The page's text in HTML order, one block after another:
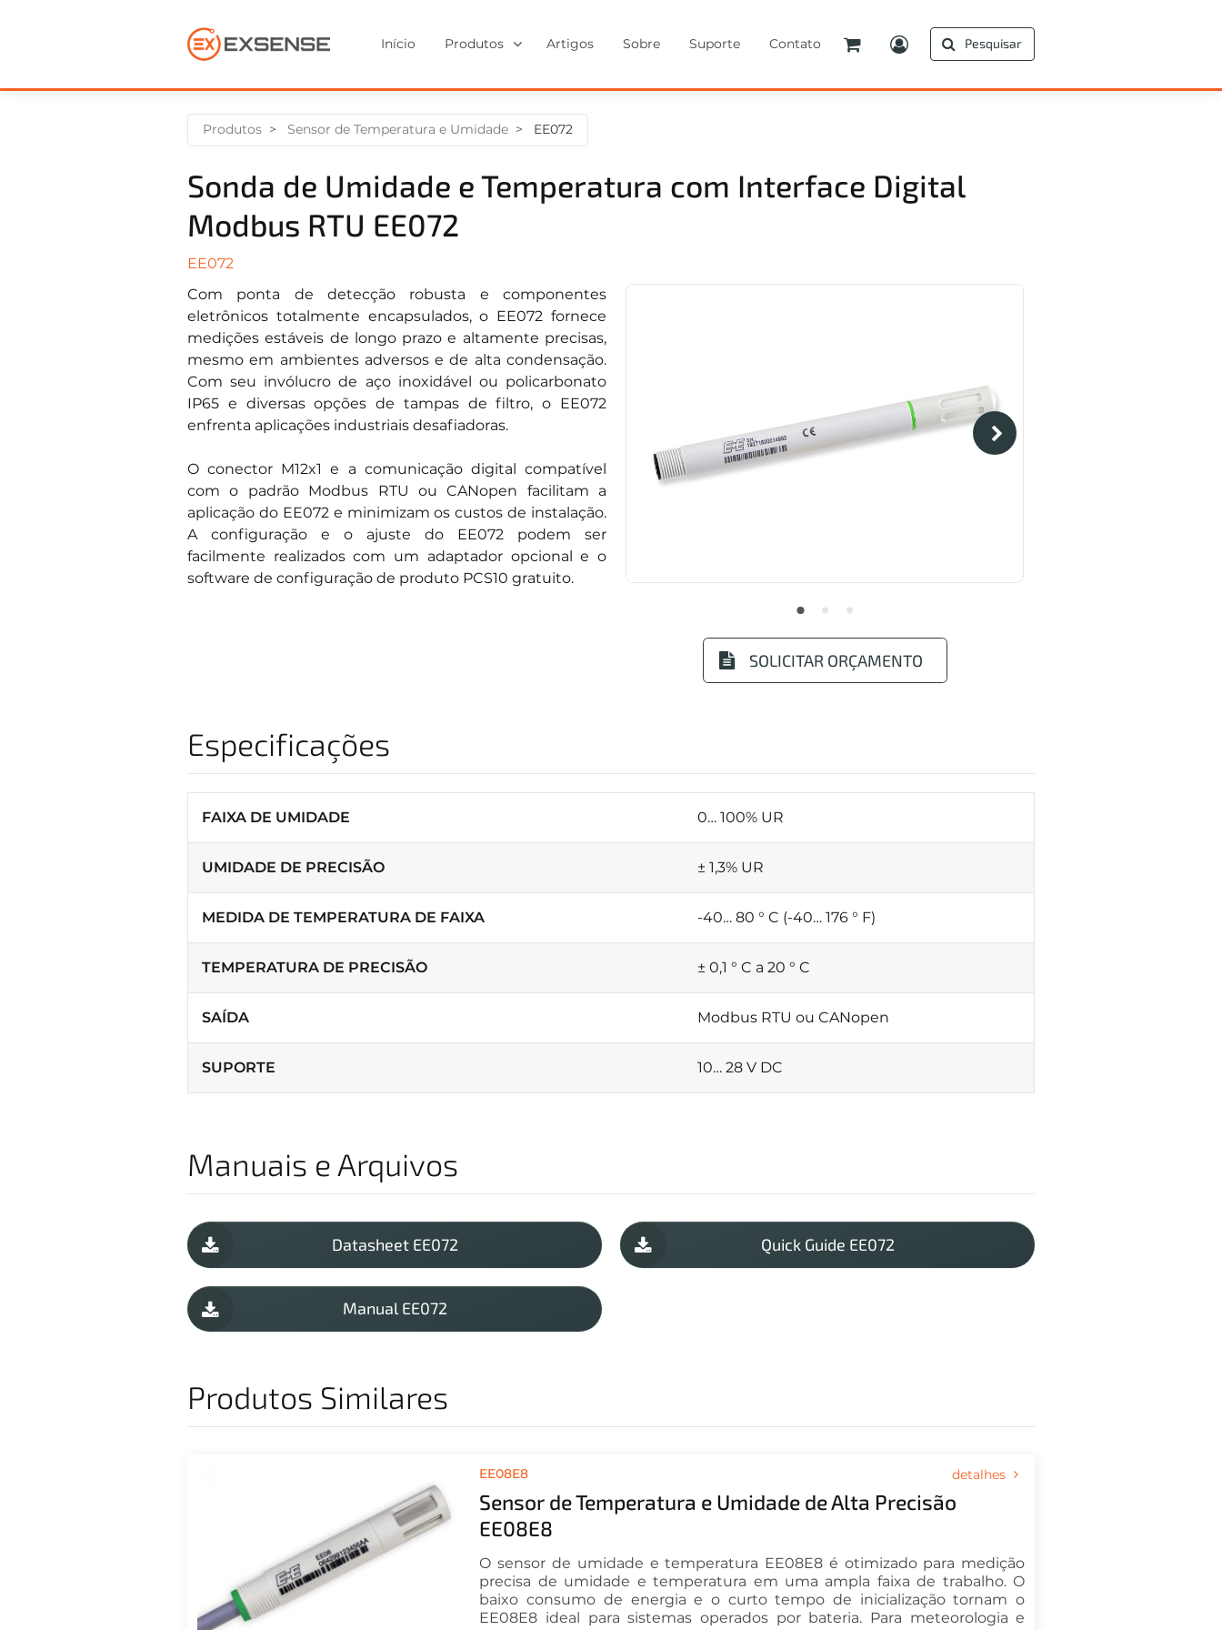
Início Produtos Artigos Sobre Suporte Contato Pesquisar
Produtos Sensor de Temperatura e Umidade EE072
Sonda de Umidade e Temperatura com Interface Digital
Modbus RTU EE072
EE072
Com ponta de detecção robusta e componentes
eletrônicos totalmente encapsulados, o EE072 fornece
medições estáveis ​​de longo prazo e altamente precisas,
mesmo em ambientes adversos e de alta condensação.
Com seu invólucro de aço inoxidável ou policarbonato
IP65 e diversas opções de tampas de filtro, o EE072
enfrenta aplicações industriais desafiadoras.
O conector M12x1 e a comunicação digital compatível
com o padrão Modbus RTU ou CANopen facilitam a
aplicação do EE072 e minimizam os custos de instalação.
A configuração e o ajuste do EE072 podem ser
facilmente realizados com um adaptador opcional e o
software de configuração de produto PCS10 gratuito.
SOLICITAR ORÇAMENTO
Especificações
FAIXA DE UMIDADE 0… 100% UR
UMIDADE DE PRECISÃO ± 1,3% UR
MEDIDA DE TEMPERATURA DE FAIXA -40… 80 ° C (-40… 176 ° F)
TEMPERATURA DE PRECISÃO ± 0,1 ° C a 20 ° C
SAÍDA Modbus RTU ou CANopen
SUPORTE 10… 28 V DC
Manuais e Arquivos
Datasheet EE072 Quick Guide EE072
Manual EE072
Produtos Similares
EE08E8 detalhes
Sensor de Temperatura e Umidade de Alta Precisão
EE08E8
O sensor de umidade e temperatura EE08E8 é otimizado para medição
precisa de umidade e temperatura em uma ampla faixa de trabalho. O
baixo consumo de energia e o curto tempo de inicialização tornam o
EE08E8 ideal para sistemas operados por bateria. Para meteorologia e